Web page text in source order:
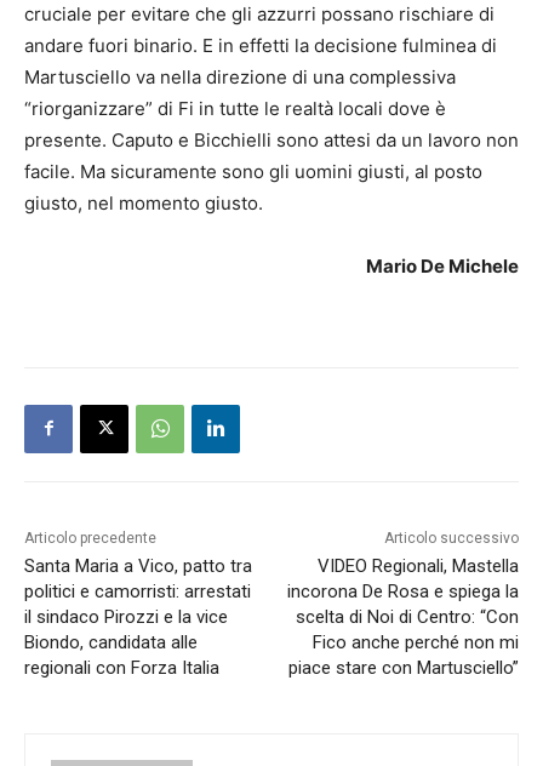
cruciale per evitare che gli azzurri possano rischiare di
andare fuori binario. E in effetti la decisione fulminea di
Martusciello va nella direzione di una complessiva
“riorganizzare” di Fi in tutte le realtà locali dove è
presente. Caputo e Bicchielli sono attesi da un lavoro non
facile. Ma sicuramente sono gli uomini giusti, al posto
giusto, nel momento giusto.
Mario De Michele
Articolo precedente
Santa Maria a Vico, patto tra
politici e camorristi: arrestati
il sindaco Pirozzi e la vice
Biondo, candidata alle
regionali con Forza Italia
Articolo successivo
VIDEO Regionali, Mastella
incorona De Rosa e spiega la
scelta di Noi di Centro: “Con
Fico anche perché non mi
piace stare con Martusciello”